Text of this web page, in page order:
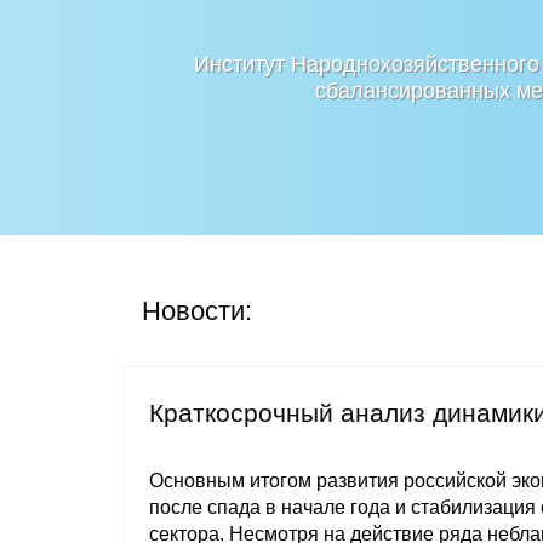
Институт
сбалансированных
Новости:
Краткосрочный анализ
Основным итогом развития российской
после спада в начале года и
сектора. Несмотря на действие ряда